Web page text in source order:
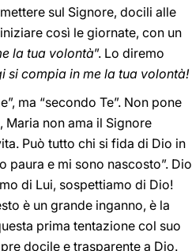
sul Signore, docili alle
così le giornate, con un
la tua volontà”. Lo diremo
si compia in me la tua volontà!
ma “secondo Te”. Non pone
Maria non ama il Signore
Può tutto chi si fida di Dio in
e mi sono nascosto”. Dio
di Lui, sospettiamo di Dio!
è un grande inganno, è la
prima tentazione col suo
docile e trasparente a Dio.